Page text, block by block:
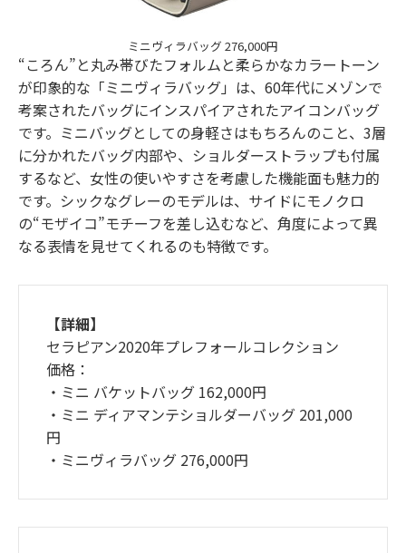
ミニヴィラバッグ 276,000円
“ころん”と丸み帯びたフォルムと柔らかなカラートーン
が印象的な「ミニヴィラバッグ」は、60年代にメゾンで
考案されたバッグにインスパイアされたアイコンバッグ
です。ミニバッグとしての身軽さはもちろんのこと、3層
に分かれたバッグ内部や、ショルダーストラップも付属
するなど、女性の使いやすさを考慮した機能面も魅力的
です。シックなグレーのモデルは、サイドにモノクロ
の“モザイコ”モチーフを差し込むなど、角度によって異
なる表情を見せてくれるのも特徴です。
【詳細】
セラピアン2020年プレフォールコレクション
価格：
・ミニ バケットバッグ 162,000円
・ミニ ディアマンテショルダーバッグ 201,000
円
・ミニヴィラバッグ 276,000円